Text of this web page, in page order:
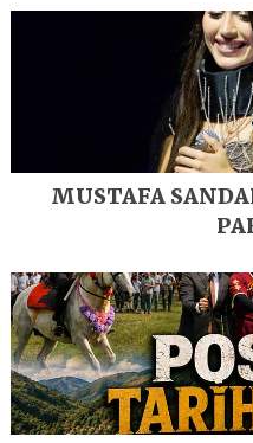
MUSTAFA